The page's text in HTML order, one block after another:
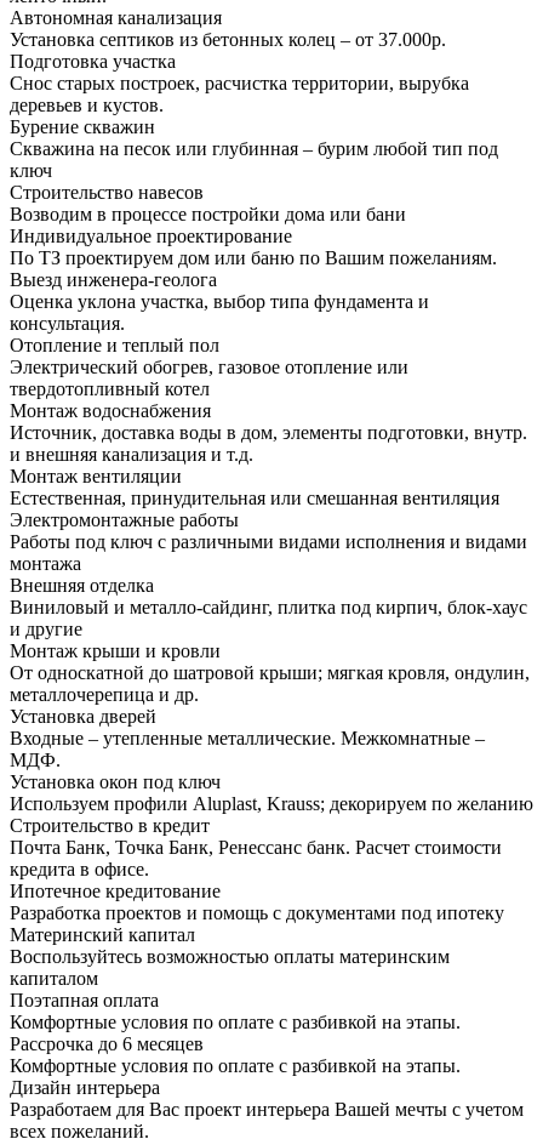
Автономная канализация
Установка септиков из бетонных колец – от 37.000р.
Подготовка участка
Снос старых построек, расчистка территории, вырубка
деревьев и кустов.
Бурение скважин
Скважина на песок или глубинная – бурим любой тип под
ключ
Строительство навесов
Возводим в процессе постройки дома или бани
Индивидуальное проектирование
По ТЗ проектируем дом или баню по Вашим пожеланиям.
Выезд инженера-геолога
Оценка уклона участка, выбор типа фундамента и
консультация.
Отопление и теплый пол
Электрический обогрев, газовое отопление или
твердотопливный котел
Монтаж водоснабжения
Источник, доставка воды в дом, элементы подготовки, внутр.
и внешняя канализация и т.д.
Монтаж вентиляции
Естественная, принудительная или смешанная вентиляция
Электромонтажные работы
Работы под ключ с различными видами исполнения и видами
монтажа
Внешняя отделка
Виниловый и металло-сайдинг, плитка под кирпич, блок-хаус
и другие
Монтаж крыши и кровли
От односкатной до шатровой крыши; мягкая кровля, ондулин,
металлочерепица и др.
Установка дверей
Входные – утепленные металлические. Межкомнатные –
МДФ.
Установка окон под ключ
Используем профили Aluplast, Krauss; декорируем по желанию
Строительство в кредит
Почта Банк, Точка Банк, Ренессанс банк. Расчет стоимости
кредита в офисе.
Ипотечное кредитование
Разработка проектов и помощь с документами под ипотеку
Материнский капитал
Воспользуйтесь возможностью оплаты материнским
капиталом
Поэтапная оплата
Комфортные условия по оплате с разбивкой на этапы.
Рассрочка до 6 месяцев
Комфортные условия по оплате с разбивкой на этапы.
Дизайн интерьера
Разработаем для Вас проект интерьера Вашей мечты с учетом
всех пожеланий.